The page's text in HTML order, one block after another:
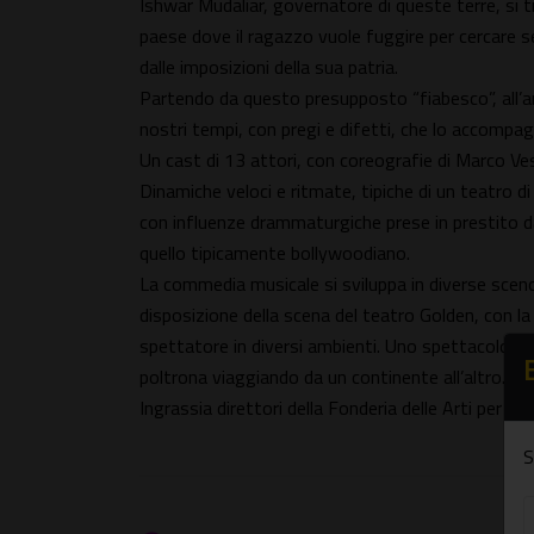
paese dove il ragazzo vuole fuggire per cercare
dalle imposizioni della sua patria.
Partendo da questo presupposto “fiabesco”,
nostri tempi, con pregi e difetti, che lo
Un cast di 13 attori, con coreografie di Marco
Dinamiche veloci e ritmate, tipiche di un teatro
con influenze drammaturgiche prese in prestito
quello tipicamente bollywoodiano.
La commedia musicale si sviluppa in diverse
disposizione della scena del teatro Golden, con
spettatore in diversi ambienti. Uno spettacolo
poltrona viaggiando da un continente all’altro.
Ingrassia direttori della Fonderia delle Arti per il